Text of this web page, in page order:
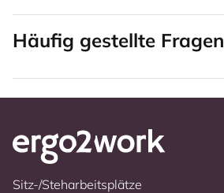
Häufig gestellte Fragen
Sitz-/Steharbeitsplätze